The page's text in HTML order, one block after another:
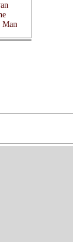
Man